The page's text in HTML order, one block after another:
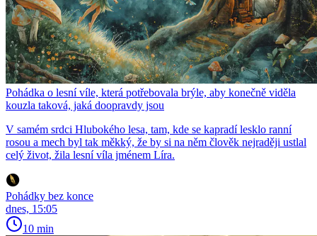
Pohádka o lesní víle, která potřebovala brýle, aby konečně viděla
kouzla taková, jaká doopravdy jsou
V samém srdci Hlubokého lesa, tam, kde se kapradí lesklo ranní
rosou a mech byl tak měkký, že by si na něm člověk nejraději ustlal
celý život, žila lesní víla jménem Líra.
Pohádky bez konce
dnes, 15:05
10 min